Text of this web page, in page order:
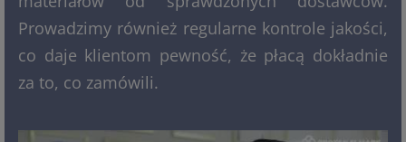
Prowadzimy również regularne kontrole jakości,
co daje klientom pewność, że płacą dokładnie
za to, co zamówili.